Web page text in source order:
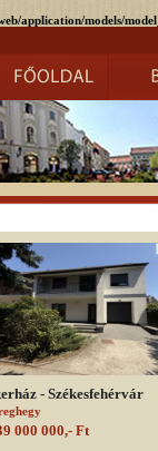
application/models/
- Székesfehérvár
000 000,- Ft